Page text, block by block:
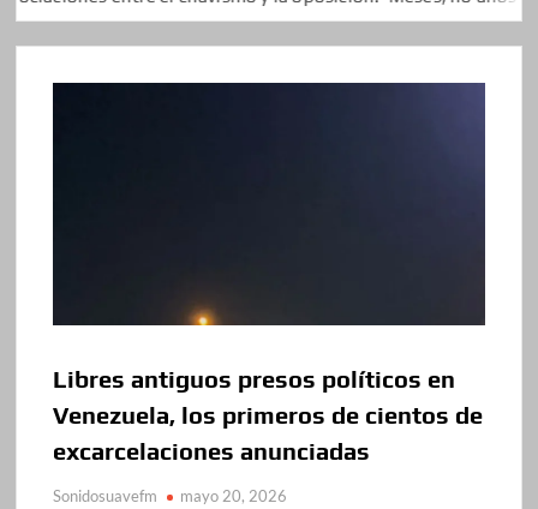
Libres antiguos presos políticos en
Venezuela, los primeros de cientos de
excarcelaciones anunciadas
Sonidosuavefm mayo 20, 2026